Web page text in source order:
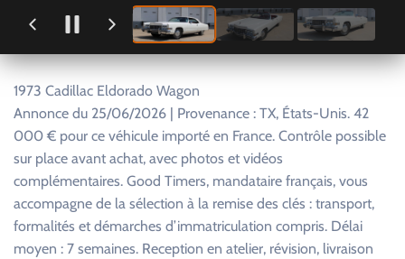
1973 Cadillac Eldorado Wagon
Annonce du 25/06/2026 | Provenance : TX, États-Unis. 42
000 € pour ce véhicule importé en France. Contrôle possible
sur place avant achat, avec photos et vidéos
complémentaires. Good Timers, mandataire français, vous
accompagne de la sélection à la remise des clés : transport,
formalités et démarches d’immatriculation compris. Délai
moyen : 7 semaines. Reception en atelier, révision, livraison